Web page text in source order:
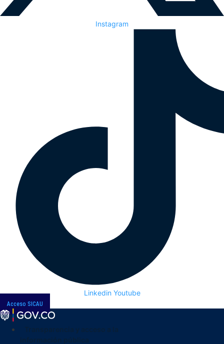
Instagram
Linkedin Youtube
Acceso SICAU